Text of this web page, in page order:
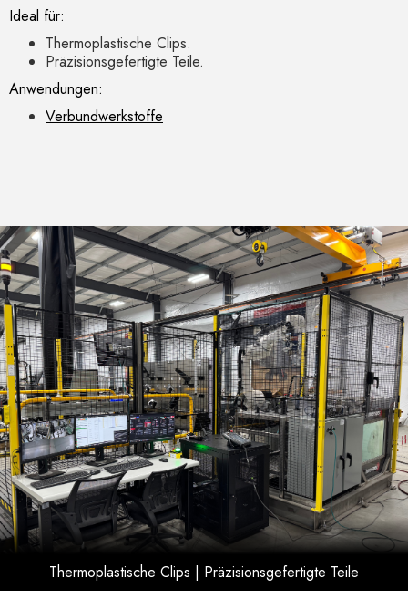
Ideal für:
Thermoplastische Clips.
Präzisionsgefertigte Teile.
Anwendungen:
Verbundwerkstoffe
Thermoplastische Clips | Präzisionsgefertigte Teile